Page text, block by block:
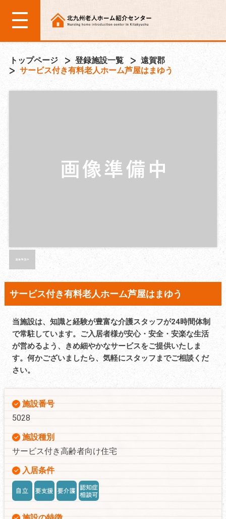
トップページ 登録施設一覧
遠賀郡
サービス付き有料老人ホーム芦屋はまゆう
サービス付き有料老人ホーム芦屋はまゆう
当施設は、知識と経験が豊富な介護スタッフが24時間体制
で常駐しています。ご入居者様が安心・安全・安楽な生活
が営めるよう、きめ細やかなサービスをご提供いたしま
す。何かございましたら、気軽にスタッフまでご相談くだ
さい。
施設番号
5028
施設種別
サービス付き高齢者向け住宅
入居条件